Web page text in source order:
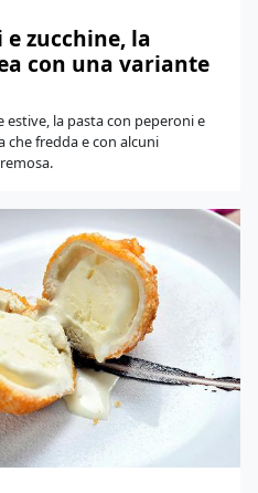
zucchine, la
con una variante
estive, la pasta con peperoni e
che fredda e con alcuni